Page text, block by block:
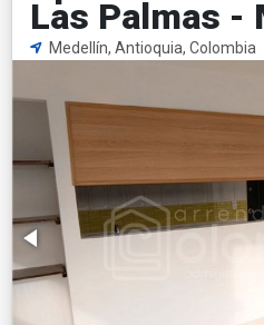
Las Palmas -
Medellín, Antioquia, Colombia